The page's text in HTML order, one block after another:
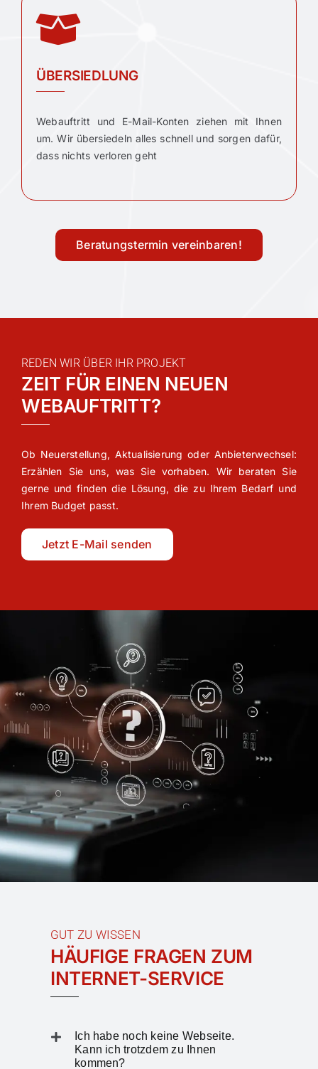
ÜBERSIEDLUNG
Webauftritt und E-Mail-Konten ziehen mit Ihnen
um. Wir übersiedeln alles schnell und sorgen dafür,
dass nichts verloren geht
Beratungstermin vereinbaren!
REDEN WIR ÜBER IHR PROJEKT
ZEIT FÜR EINEN NEUEN
WEBAUFTRITT?
Ob Neuerstellung, Aktualisierung oder Anbieterwechsel:
Erzählen Sie uns, was Sie vorhaben. Wir beraten Sie
gerne und finden die Lösung, die zu Ihrem Bedarf und
Ihrem Budget passt.
Jetzt E-Mail senden
GUT ZU WISSEN
HÄUFIGE FRAGEN ZUM
INTERNET-SERVICE
Ich habe noch keine Webseite.
Kann ich trotzdem zu Ihnen
kommen?